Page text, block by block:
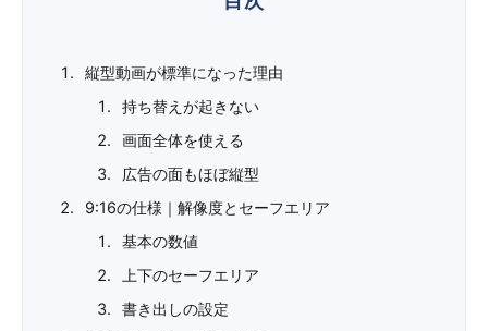
縦型動画が標準になった理由
持ち替えが起きない
画面全体を使える
広告の面もほぼ縦型
9:16の仕様｜解像度とセーフエリア
基本の数値
上下のセーフエリア
書き出しの設定